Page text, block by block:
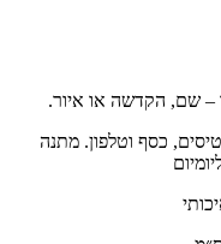
– שם, הקדשה או איור.
כסף וטלפון. מתנה